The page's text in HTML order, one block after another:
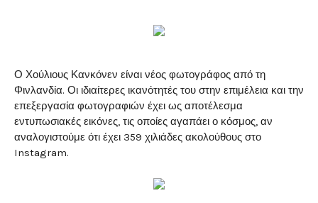
Ο Χούλιους Κανκόνεν είναι νέος φωτογράφος από τη
Φινλανδία. Οι ιδιαίτερες ικανότητές του στην επιμέλεια και την
επεξεργασία φωτογραφιών έχει ως αποτέλεσμα
εντυπωσιακές εικόνες, τις οποίες αγαπάει ο κόσμος, αν
αναλογιστούμε ότι έχει 359 χιλιάδες ακολούθους στο
Instagram.